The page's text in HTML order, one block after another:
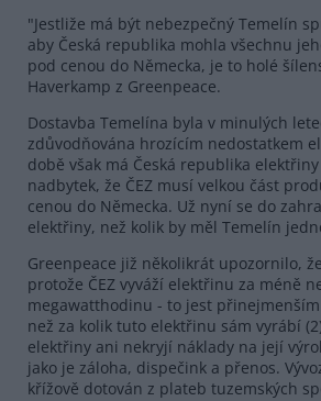
"Jestliže má být nebezpečný Temelín
aby Česká republika mohla všechnu
pod cenou do Německa, je to holé
Haverkamp z Greenpeace.
Dostavba Temelína byla v minulých
zdůvodňována hrozícím nedostatkem
době však má Česká republika
nadbytek, že ČEZ musí velkou část
cenou do Německa. Už nyní se do
elektřiny, než kolik by měl Temelín
Greenpeace již několikrát upozornilo,
protože ČEZ vyváží elektřinu za méně
megawatthodinu - to jest přinejmenším
než za kolik tuto elektřinu sám vyrábí
elektřiny ani nekryjí náklady na její
jako je záloha, dispečink a přenos.
křížově dotován z plateb tuzemských